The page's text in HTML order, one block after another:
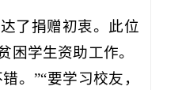
了捐赠初衷。此位
困学生资助工作。
。”“要学习校友，